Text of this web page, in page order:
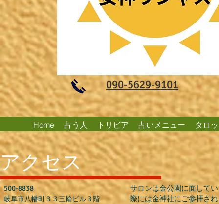
​090‐5629‐9101
Home 占う人 トリビア 占いメニュー タロ
アクセス
500-8838
岐阜市八幡町３３三輪ビル３階
サロンは金公園に面して
際には金神社にご参拝さ